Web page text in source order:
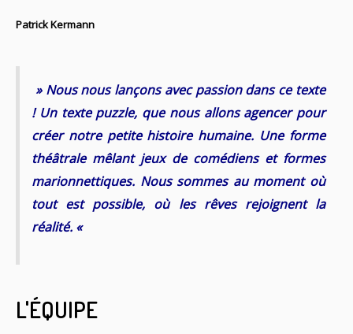
Patrick Kermann
» Nous nous lançons avec passion dans ce texte
! Un texte puzzle, que nous allons agencer pour
créer notre petite histoire humaine. Une forme
théâtrale mêlant jeux de comédiens et formes
marionnettiques. Nous sommes au moment où
tout est possible, où les rêves rejoignent la
réalité. «
L'ÉQUIPE